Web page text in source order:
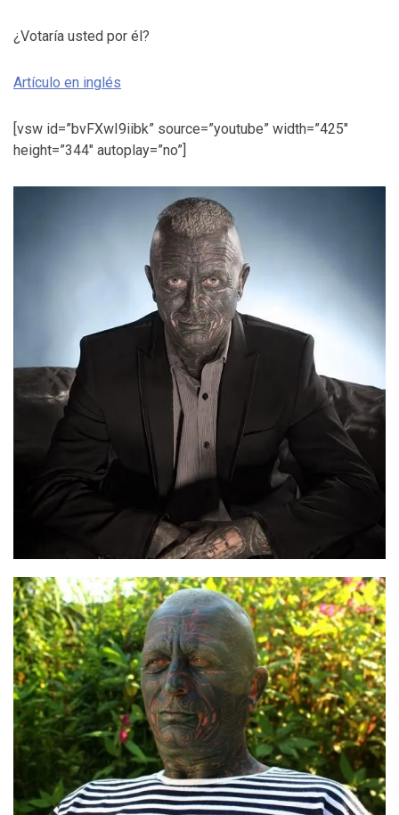
¿Votaría usted por él?
Artículo en inglés
[vsw id=”bvFXwI9iibk” source=”youtube” width=”425″
height=”344″ autoplay=”no”]